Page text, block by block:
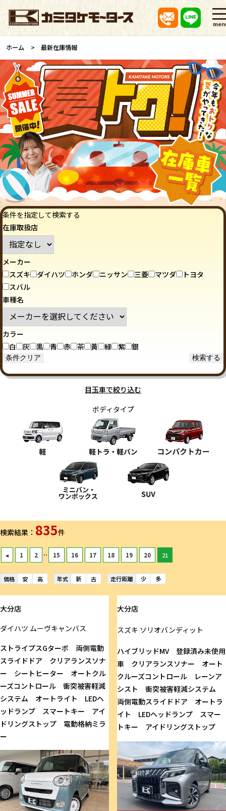
ホーム 最新在庫情報
条件を指定して検索する
在庫取扱店
メーカー
スズキ
ダイハツ ホンダ ニッサン 三菱 マツダ
トヨタ
スバル
車種名
カラー
白
灰 黒 青 赤 茶 黃 緑 紫 銀
目玉車で絞り込む
ボディタイプ
検索結果： 835件
◂ 1 2 .. 15 16 17 18 19 20 21
価格 安 高 年式 新 古 走行距離 少 多
大分店
ダイハツ ムーヴキャンバス
ストライプスGターボ 両側電動
スライドドア クリアランスソナ
ー シートヒーター オートクル
ーズコントロール 衝突被害軽減
システム オートライト LEDヘ
ッドランプ スマートキー アイ
ドリングストップ 電動格納ミラ
ー
大分店
スズキ ソリオバンディット
ハイブリッドMV 登録済み未使用
車 クリアランスソナー オート
クルーズコントロール レーンア
シスト 衝突被害軽減システム
両側電動スライドドア オートラ
イト LEDヘッドランプ スマー
トキー アイドリングストップ